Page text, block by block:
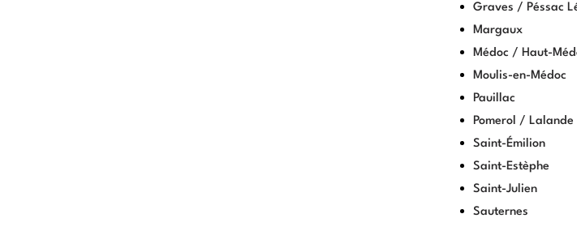
Graves / Péssac
Margaux
Médoc / Haut-
Moulis-en-Médoc
Pauillac
Pomerol / Lalande
Saint-Émilion
Saint-Estèphe
Saint-Julien
Sauternes